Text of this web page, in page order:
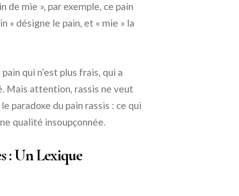
de mie », par exemple, ce pain
» désigne le pain, et « mie » la
qui n’est plus frais, qui a
Mais attention, rassis ne veut
paradoxe du pain rassis : ce qui
qualité insoupçonnée.
: Un Lexique